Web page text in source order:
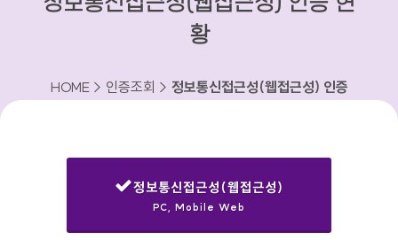
황
HOME > 인증조회 > 정보통신접근성(웹접근성) 인증
정보통신접근성(웹접근성)
PC, Mobile Web